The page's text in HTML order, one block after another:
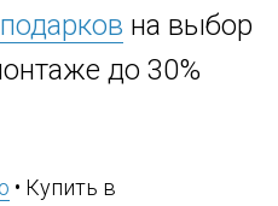
на выбор
до 30%
• Купить в